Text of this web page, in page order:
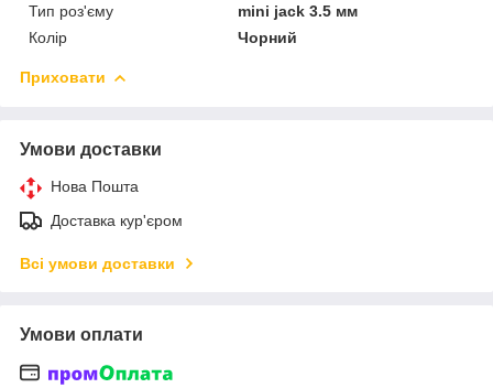
Тип роз'єму
mini jack 3.5 мм
Колір
Чорний
Приховати
Умови доставки
Нова Пошта
Доставка кур'єром
Всі умови доставки
Умови оплати